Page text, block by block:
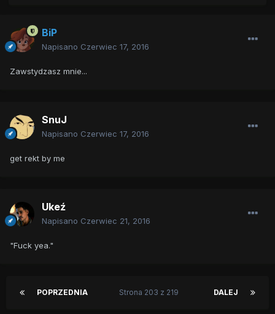
BiP
Napisano Czerwiec 17, 2016
Zawstydzasz mnie...
SnuJ
Napisano Czerwiec 17, 2016
get rekt by me
Ukeź
Napisano Czerwiec 21, 2016
"Fuck yea."
POPRZEDNIA DALEJ
Strona 203 z 219